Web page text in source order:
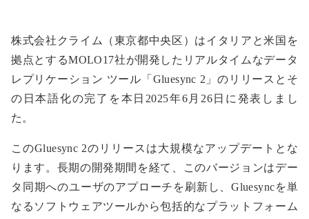
株式会社クライム（東京都中央区）はイタリアと米国を
拠点とするMOLO17社が開発したリアルタイムなデータ
レプリケーション ツール「Gluesync 2」のリリースとそ
の日本語化の完了を本日2025年6月26日に発表しまし
た。
このGluesync 2のリリースは大規模なアップデートとな
ります。長期の開発期間を経て、このバージョンはデー
タ同期へのユーザのアプローチを刷新し、Gluesyncを単
なるソフトウェアツールから包括的なプラットフォーム